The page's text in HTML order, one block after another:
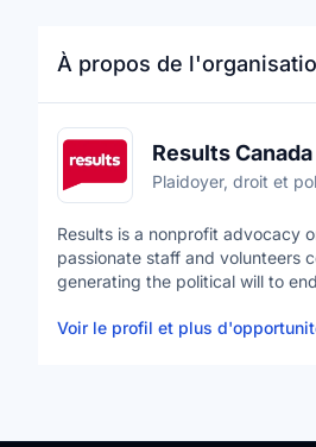
À propos de
Results Canada
Plaidoyer, droit et
Results is a nonprofit advocacy
passionate staff and volunteers
generating the political will to
global health, access to quality
Voir le profil et plus